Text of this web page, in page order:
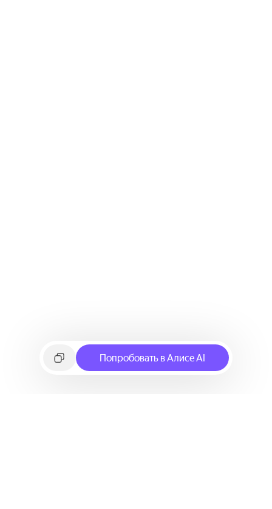
Попробовать в Алисе AI